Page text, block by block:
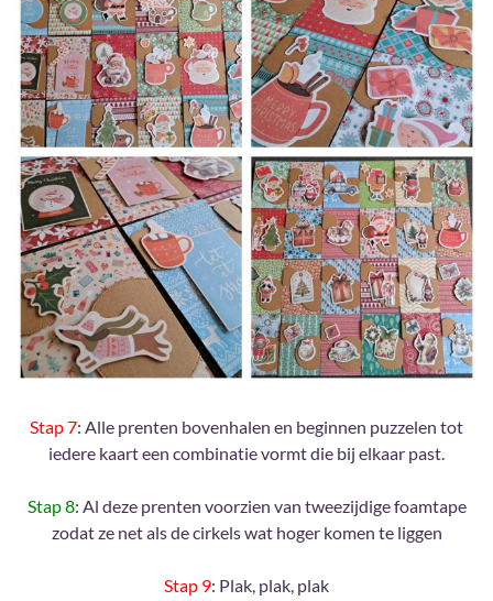
Stap 7: Alle prenten bovenhalen en beginnen puzzelen tot
iedere kaart een combinatie vormt die bij elkaar past.
Stap 8: Al deze prenten voorzien van tweezijdige foamtape
zodat ze net als de cirkels wat hoger komen te liggen
Stap 9: Plak, plak, plak